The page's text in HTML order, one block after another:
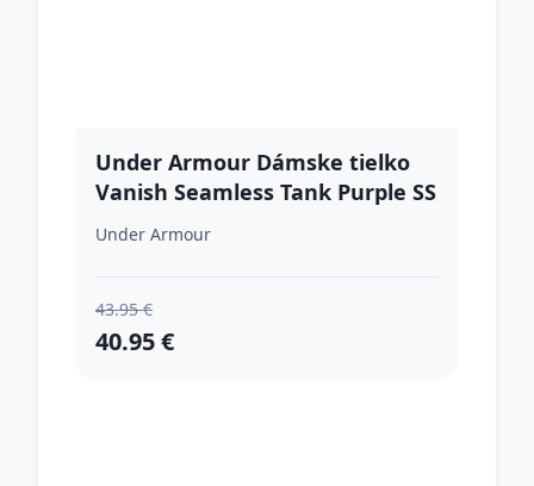
Under Armour Dámske tielko
Vanish Seamless Tank Purple SS
Under Armour
43.95 €
40.95 €